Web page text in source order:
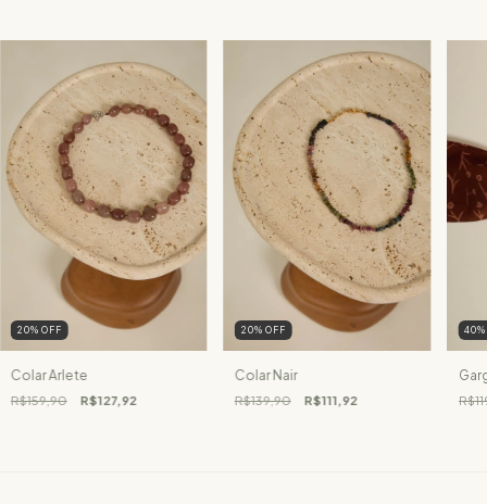
20% OFF
Colar Arlete
R$159,90 R$127,92
20% OFF
Colar Nair
R$139,90 R$111,92
40